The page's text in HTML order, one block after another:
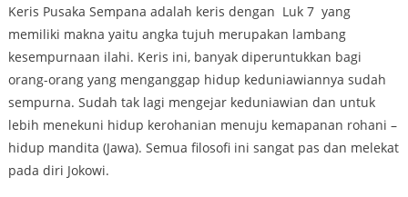
Keris Pusaka Sempana adalah keris dengan Luk 7 yang
memiliki makna yaitu angka tujuh merupakan lambang
kesempurnaan ilahi. Keris ini, banyak diperuntukkan bagi
orang-orang yang menganggap hidup keduniawiannya sudah
sempurna. Sudah tak lagi mengejar keduniawian dan untuk
lebih menekuni hidup kerohanian menuju kemapanan rohani –
hidup mandita (Jawa). Semua filosofi ini sangat pas dan melekat
pada diri Jokowi.